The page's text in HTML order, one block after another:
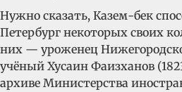
Нужно сказать, Казем-бек
Петербург некоторых своих
них — уроженец
учёный Хусаин Фаизханов
архиве Министерства